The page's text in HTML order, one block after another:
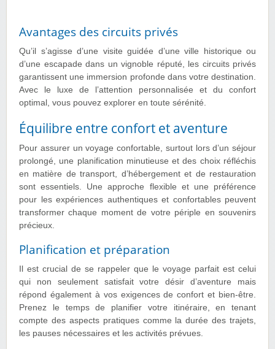
Avantages des circuits privés
Qu’il s’agisse d’une visite guidée d’une ville historique ou
d’une escapade dans un vignoble réputé, les circuits privés
garantissent une immersion profonde dans votre destination.
Avec le luxe de l’attention personnalisée et du confort
optimal, vous pouvez explorer en toute sérénité.
Équilibre entre confort et aventure
Pour assurer un voyage confortable, surtout lors d’un séjour
prolongé, une planification minutieuse et des choix réfléchis
en matière de transport, d’hébergement et de restauration
sont essentiels. Une approche flexible et une préférence
pour les expériences authentiques et confortables peuvent
transformer chaque moment de votre périple en souvenirs
précieux.
Planification et préparation
Il est crucial de se rappeler que le voyage parfait est celui
qui non seulement satisfait votre désir d’aventure mais
répond également à vos exigences de confort et bien-être.
Prenez le temps de planifier votre itinéraire, en tenant
compte des aspects pratiques comme la durée des trajets,
les pauses nécessaires et les activités prévues.